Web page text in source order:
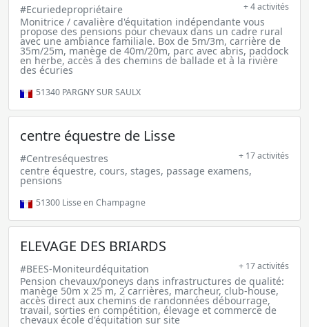
#Ecuriedepropriétaire + 4 activités
Monitrice / cavalière d'équitation indépendante vous
propose des pensions pour chevaux dans un cadre rural
avec une ambiance familiale. Box de 5m/3m, carrière de
35m/25m, manège de 40m/20m, parc avec abris, paddock
en herbe, accès à des chemins de ballade et à la rivière
des écuries
51340 PARGNY SUR SAULX
centre équestre de Lisse
#Centreséquestres + 17 activités
centre équestre, cours, stages, passage examens,
pensions
51300 Lisse en Champagne
ELEVAGE DES BRIARDS
#BEES-Moniteurdéquitation + 17 activités
Pension chevaux/poneys dans infrastructures de qualité:
manège 50m x 25 m, 2 carrières, marcheur, club-house,
accès direct aux chemins de randonnées débourrage,
travail, sorties en compétition, élevage et commerce de
chevaux école d'équitation sur site